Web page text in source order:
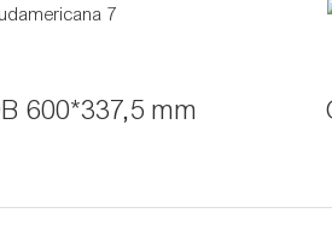
600*337,5 mm